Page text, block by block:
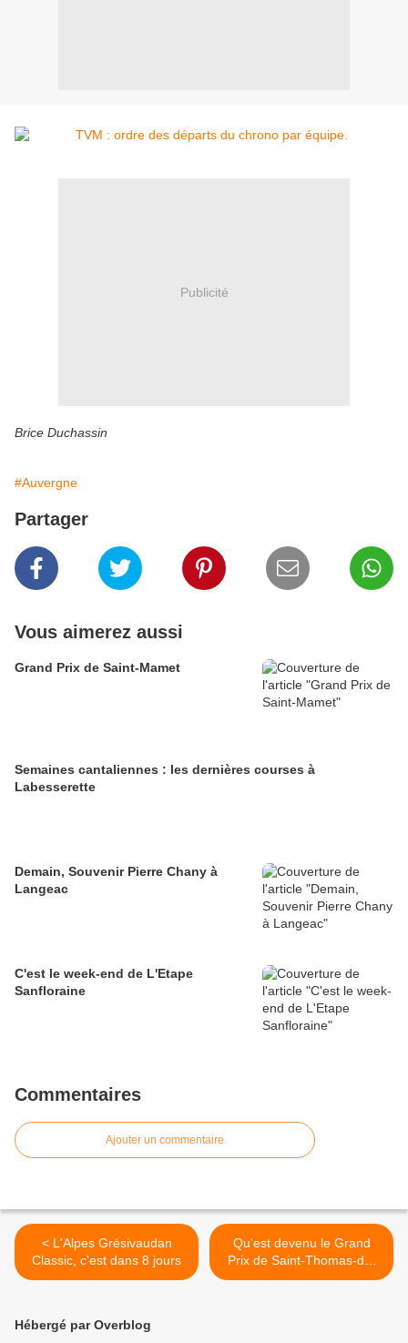
Publicité
Brice Duchassin
#Auvergne
Partager
Vous aimerez aussi
Grand Prix de Saint-Mamet
Semaines cantaliennes : les dernières courses à
Labesserette
Demain, Souvenir Pierre Chany à
Langeac
C'est le week-end de L'Etape
Sanfloraine
Commentaires
Ajouter un commentaire
< L'Alpes Grésivaudan
Classic, c'est dans 8 jours
Qu'est devenu le Grand
Prix de Saint-Thomas-de-
Conac (17) >
Hébergé par Overblog